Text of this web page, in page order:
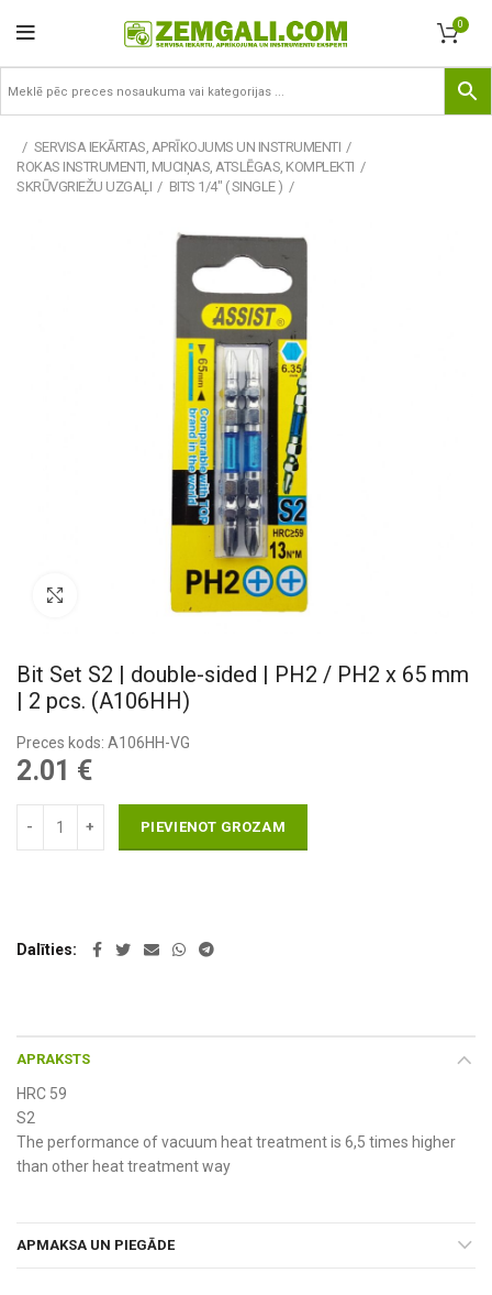
0
SERVISA IEKĀRTAS, APRĪKOJUMS UN INSTRUMENTI
ROKAS INSTRUMENTI, MUCIŅAS, ATSLĒGAS, KOMPLEKTI
SKRŪVGRIEŽU UZGAĻI
BITS 1/4" ( SINGLE )
Bit Set S2 | double-sided | PH2 / PH2 x 65 mm
| 2 pcs. (A106HH)
Preces kods: A106HH-VG
2.01 €
PIEVIENOT GROZAM
Dalīties
APRAKSTS
HRC 59
S2
The performance of vacuum heat treatment is 6,5 times higher
than other heat treatment way
APMAKSA UN PIEGĀDE